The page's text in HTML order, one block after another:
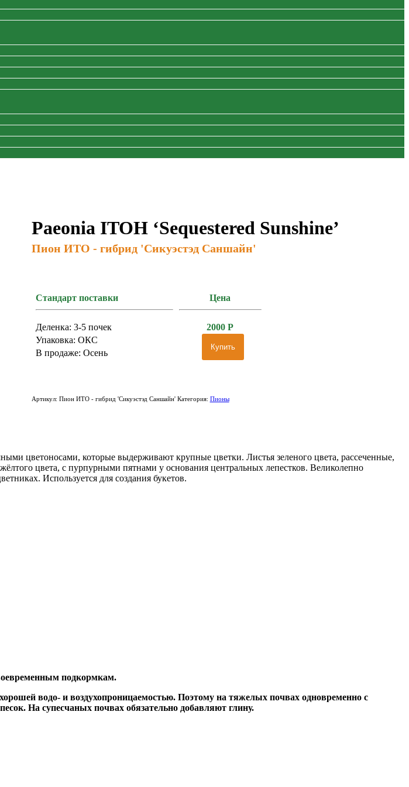
Paeonia ITOH ‘Sequestered Sunshine’
Пион ИТО - гибрид 'Сикуэстэд Саншайн'
Стандарт поставки Цена
Деленка: 3-5 почек
Упаковка: ОКС
В продаже: Осень
2000Р
Купить
Артикул: Пион ИТО - гибрид 'Сикуэстэд Саншайн' Категория: Пионы
цветоносами, которые выдерживают крупные цветки. Листья зеленого цвета, рассеченные,
цвета, с пурпурными пятнами у основания центральных лепестков. Великолепно
Используется для создания букетов.
подкормкам.
водо- и воздухопроницаемостью. Поэтому на тяжелых почвах одновременно с
На супесчаных почвах обязательно добавляют глину.